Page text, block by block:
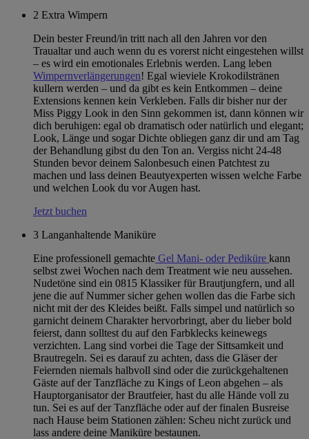
2 Extra Wimpern
Dein bester Freund/in tritt nach all den Jahren vor den
Traualtar und auch wenn du es vorerst nicht eingestehen willst
– es wird ein emotionales Erlebnis werden. Lang leben
Wimpernverlängerungen! Egal wieviele Krokodilstränen
kullern werden – und da gibt es kein Entkommen – deine
Extensions kennen kein Verkleben. Falls dir bisher nur der
Miss Piggy Look in den Sinn gekommen ist, dann können wir
dich beruhigen: egal ob dramatisch oder natürlich und elegant;
Look, Länge und sogar Dichte obliegen ganz dir und am Tag
der Behandlung gibst du den Ton an. Vergiss nicht 24-48
Stunden bevor deinem Salonbesuch einen Patchtest zu
machen und lass deinen Beautyexperten wissen welche Farbe
und welchen Look du vor Augen hast.
Jetzt buchen
3 Langanhaltende Maniküre
Eine professionell gemachte Gel Mani- oder Pediküre kann
selbst zwei Wochen nach dem Treatment wie neu aussehen.
Nudetöne sind ein 0815 Klassiker für Brautjungfern, und all
jene die auf Nummer sicher gehen wollen das die Farbe sich
nicht mit der des Kleides beißt. Falls simpel und natürlich so
garnicht deinem Charakter hervorbringt, aber du lieber bold
feierst, dann solltest du auf den Farbklecks keinewegs
verzichten. Lang sind vorbei die Tage der Sittsamkeit und
Brautregeln. Sei es darauf zu achten, dass die Gläser der
Feiernden niemals halbvoll sind oder die zurückgehaltenen
Gäste auf der Tanzfläche zu Kings of Leon abgehen – als
Hauptorganisator der Brautfeier, hast du alle Hände voll zu
tun. Sei es auf der Tanzfläche oder auf der finalen Busreise
nach Hause beim Stationen zählen: Scheu nicht zurück und
lass andere deine Maniküre bestaunen.